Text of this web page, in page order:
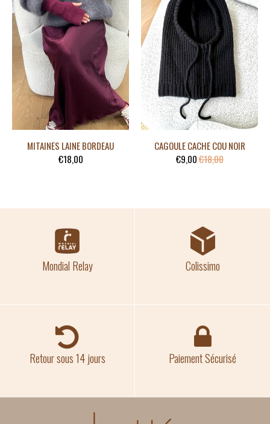
MITAINES LAINE BORDEAU
€18,00
CAGOULE CACHE COU NOIR
€9,00€18,00
Mondial Relay Colissimo
Retour sous 14 jours Paiement Sécurisé